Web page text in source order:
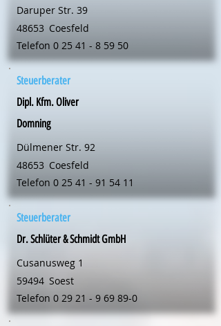
Daruper Str. 39
48653 Coesfeld
Telefon 0 25 41 - 8 59 50
Steuerberater
Dipl. Kfm. Oliver
Domning
Dülmener Str. 92
48653 Coesfeld
Telefon 0 25 41 - 91 54 11
Steuerberater
Dr. Schlüter & Schmidt GmbH
Cusanusweg 1
59494 Soest
Telefon 0 29 21 - 9 69 89-0